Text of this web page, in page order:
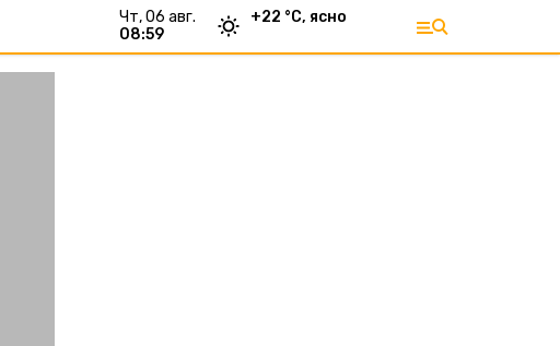
чт, 06 авг.
08:59
+22 °С, ясно